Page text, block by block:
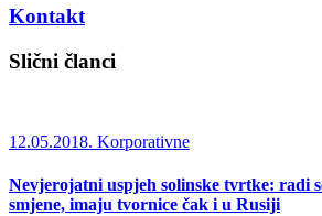
Kontakt
Slični članci
12.05.2018. Korporativne
Nevjerojatni uspjeh solinske tvrtke: radi
smjene, imaju tvornice čak i u Rusiji